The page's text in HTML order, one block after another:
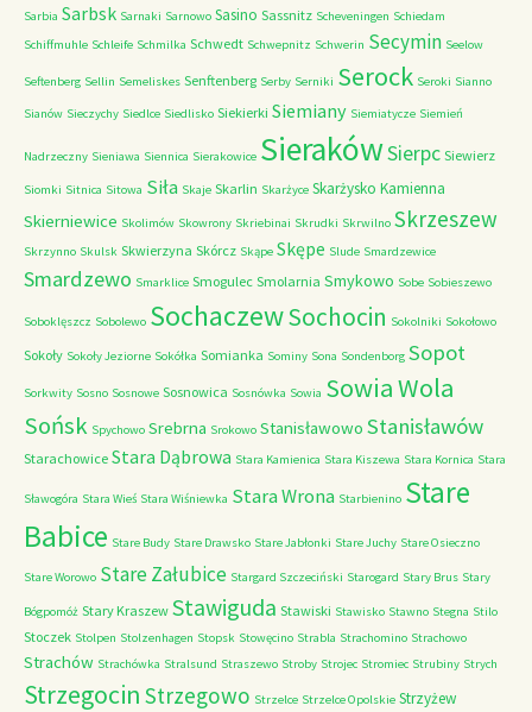
Sarbia Sarbsk Sarnaki Sarnowo Sasino Sassnitz Scheveningen Schiedam
Schiffmuhle Schleife Schmilka Schwedt Schwepnitz Schwerin Secymin Seelow
Seftenberg Sellin Semeliskes Senftenberg Serby Serniki Serock Seroki Sianno
Sianów Sieczychy Siedlce Siedlisko Siekierki Siemiany Siemiatycze Siemień
Nadrzeczny Sieniawa Siennica Sierakowice SierakówSierpc Siewierz
Siomki Sitnica Sitowa Siła Skaje Skarlin Skarżyce Skarżysko Kamienna
Skierniewice Skolimów Skowrony Skriebinai Skrudki Skrwilno Skrzeszew
Skrzynno Skulsk Skwierzyna Skórcz Skąpe Skępe Slude Smardzewice
Smardzewo Smarklice Smogulec Smolarnia Smykowo Sobe Sobieszewo
Soboklęszcz Sobolewo SochaczewSochocin Sokolniki Sokołowo
Sokoły Sokoły Jeziorne Sokółka Somianka Sominy Sona Sondenborg Sopot
Sorkwity Sosno Sosnowe Sosnowica Sosnówka Sowia Sowia Wola
Sońsk Spychowo Srebrna Srokowo Stanisławowo Stanisławów
Starachowice Stara Dąbrowa Stara Kamienica Stara Kiszewa Stara Kornica Stara
Sławogóra Stara Wieś Stara Wiśniewka Stara Wrona Starbienino Stare
Babice Stare Budy Stare Drawsko Stare Jabłonki Stare Juchy Stare Osieczno
Stare Worowo Stare Załubice Stargard Szczeciński Starogard Stary Brus Stary
Bógpomóż Stary Kraszew Stawiguda Stawiski Stawisko Stawno Stegna Stilo
Stoczek Stolpen Stolzenhagen Stopsk Stowęcino Strabla Strachomino Strachowo
Strachów Strachówka Stralsund Straszewo Stroby Strojec Stromiec Strubiny Strych
Strzegocin Strzegowo Strzelce Strzelce Opolskie Strzyżew